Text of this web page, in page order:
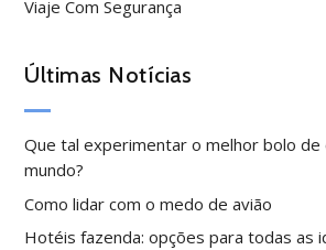
Viaje Com Segurança
Últimas Notícias
Que tal experimentar o melhor bolo de
mundo?
Como lidar com o medo de avião
Hotéis fazenda: opções para todas as